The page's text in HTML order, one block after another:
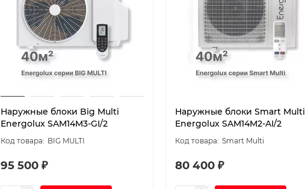
Наружные блоки Big Multi
Energolux SAM14M3-GI/2
BIG MULTI
95 500 ₽
Наружные блоки Smart Multi
Energolux SAM14M2-AI/2
Smart Multi
80 400 ₽